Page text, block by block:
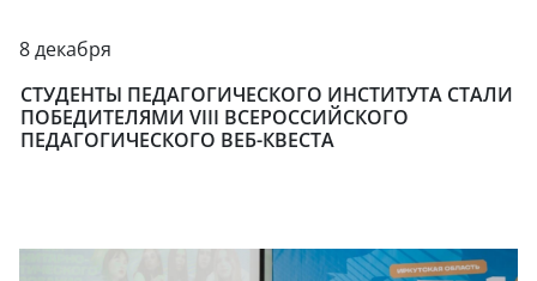
8 декабря
СТУДЕНТЫ ПЕДАГОГИЧЕСКОГО ИНСТИТУТА СТАЛИ
ПОБЕДИТЕЛЯМИ VIII ВСЕРОССИЙСКОГО
ПЕДАГОГИЧЕСКОГО ВЕБ-КВЕСТА